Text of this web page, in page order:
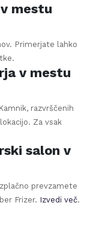
mestu
Primerjate lahko
v mestu
razvrščenih
Za vsak
salon v
prevzamete
Frizer. Izvedi več.